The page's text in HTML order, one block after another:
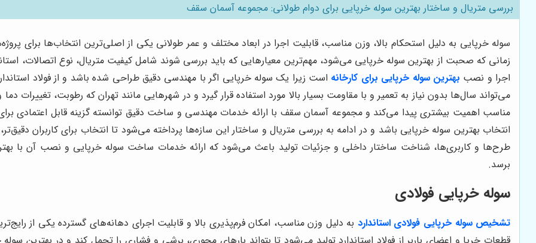
بررسی متریال و ساختار بهترین سوله خرپایی برای دوام طولانی: مجموعه آسمان سقف
سوله خرپایی به دلیل استحکام بالا، وزن مناسب، قابلیت اجرا در ابعاد مختلف و عمر طولانی یکی از اصلی‌ترین انتخاب‌ها برای
زمانی که صحبت از بهترین سوله خرپایی می‌شود، مهم‌ترین معیارهایی که باید بررسی شوند شامل کیفیت متریال، نوع اتصالات،
اجرا و نصب بهترین سوله خرپایی برای کارخانه است زیرا یک سوله خرپایی اگر با مهندسی دقیق طراحی شده باشد و از فولاد
می‌تواند سال‌ها بدون نیاز به تعمیر و با مقاومت بسیار بالا مورد استفاده قرار گیرد و در شهرهایی مانند تهران که رطوبت، تغییرات
مناسب اهمیت بیشتری پیدا می‌کند و مجموعه آسمان سقف با ارائه خدمات مهندسی و ساخت دقیق توانسته گزینه قابل اعتمادی
انتخاب بهترین سوله خرپایی باشد و در ادامه به بررسی متریال و ساختار این سازه‌ها پرداخته می‌شود تا انتخاب برای کاربران
طرح‌ها و کاربری‌ها، شناخت ساختار داخلی و جزئیات تولید باعث می‌شود که ارائه خدمات ساخت سوله خرپایی و نصب آن با
برسد.
سوله خرپایی فولادی
تشخیص سوله خرپایی فولادی استاندارد به دلیل وزن مناسب، امکان فرم‌پذیری بالا و قابلیت اجرای دهانه‌های گسترده یکی از